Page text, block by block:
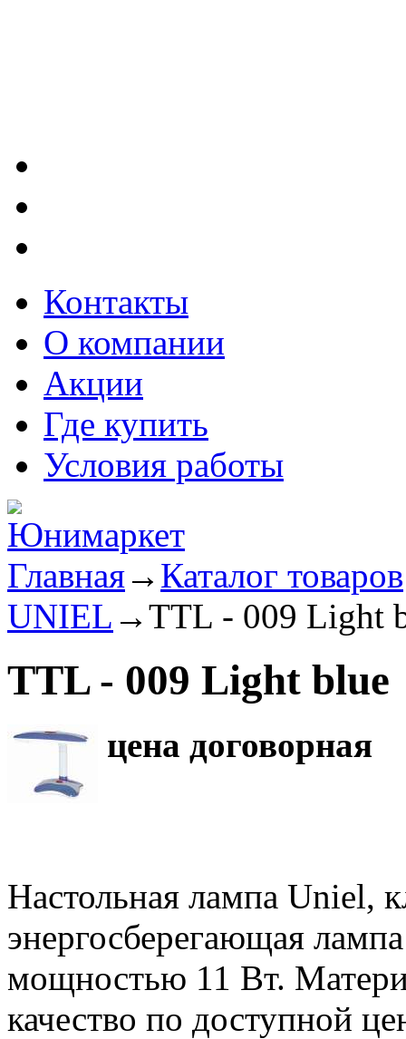
Контакты
О компании
Акции
Где купить
Условия работы
Главная→ Каталог товаров
UNIEL →TTL - 009 Light
TTL - 009 Light blue
цена договорная
Настольная лампа Uniel,
энергосберегающая
мощностью 11 Вт.
качество по доступной